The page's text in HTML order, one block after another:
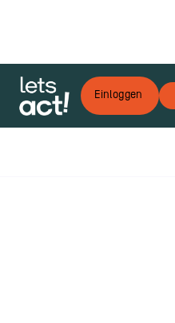
Einloggen
Alle Kategorien